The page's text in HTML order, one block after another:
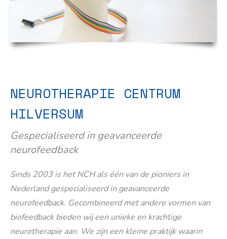
NEUROTHERAPIE CENTRUM
HILVERSUM
Gespecialiseerd in geavanceerde
neurofeedback
Sinds 2003 is het NCH als één van de pioniers in
Nederland gespecialiseerd in geavanceerde
neurofeedback. Gecombineerd met andere vormen van
biofeedback bieden wij een unieke en krachtige
neurotherapie aan. We zijn een kleine praktijk waarin